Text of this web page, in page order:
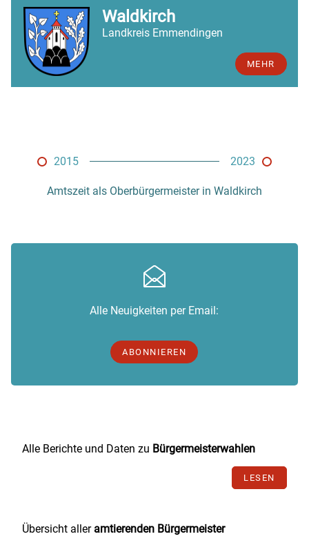
Waldkirch
Landkreis Emmendingen
MEHR
Alle Neuigkeiten per Email:
ABONNIEREN
2015 2023
Amtszeit als Oberbürgermeister in Waldkirch
Alle Berichte und Daten zu Bürgermeisterwahlen
LESEN
Übersicht aller amtierenden Bürgermeister